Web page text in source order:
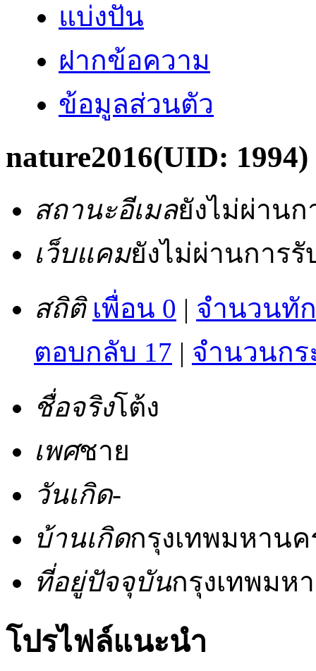
แบ่งปัน
ฝากข้อความ
ข้อมูลส่วนตัว
nature2016(UID: 1994)
สถานะอีเมลยังไม่ผ่านก
เว็บแคมยังไม่ผ่านการรั
สถิติ เพื่อน 0 | จำนวนทั
ตอบกลับ 17 | จำนวนกร
ชื่อจริงโต้ง
เพศชาย
วันเกิด-
บ้านเกิดกรุงเทพมหานค
ที่อยู่ปัจจุบันกรุงเทพมห
โปรไฟล์แนะนำ